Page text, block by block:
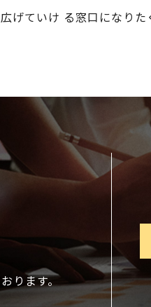
ていけ る窓口になりた
ります。